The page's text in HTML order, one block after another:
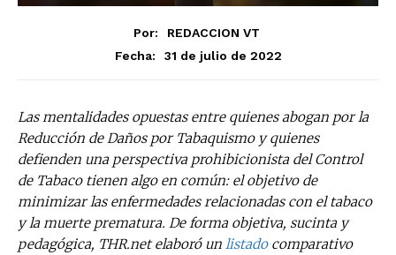
Por:
REDACCION VT
Fecha:
31 de julio de 2022
Las mentalidades opuestas entre quienes abogan por la
Reducción de Daños por Tabaquismo y quienes
defienden una perspectiva prohibicionista del Control
de Tabaco tienen algo en común: el objetivo de
minimizar las enfermedades relacionadas con el tabaco
y la muerte prematura. De forma objetiva, sucinta y
pedagógica, THR.net elaboró ​​un listadocomparativo